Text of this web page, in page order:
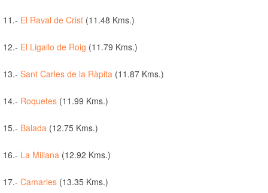
11.- El Raval de Crist (11.48 Kms.)
12.- El Ligallo de Roig (11.79 Kms.)
13.- Sant Carles de la Ràpita (11.87 Kms.)
14.- Roquetes (11.99 Kms.)
15.- Balada (12.75 Kms.)
16.- La Miliana (12.92 Kms.)
17.- Camarles (13.35 Kms.)